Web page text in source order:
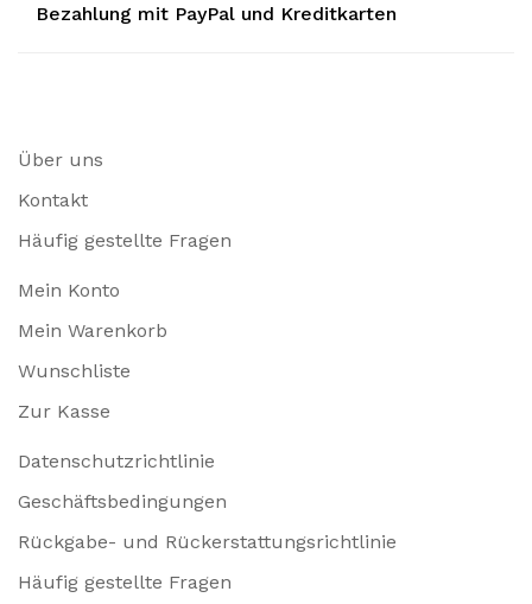
Bezahlung mit PayPal und Kreditkarten
Über uns
Kontakt
Häufig gestellte Fragen
Mein Konto
Mein Warenkorb
Wunschliste
Zur Kasse
Datenschutzrichtlinie
Geschäftsbedingungen
Rückgabe- und Rückerstattungsrichtlinie
Häufig gestellte Fragen